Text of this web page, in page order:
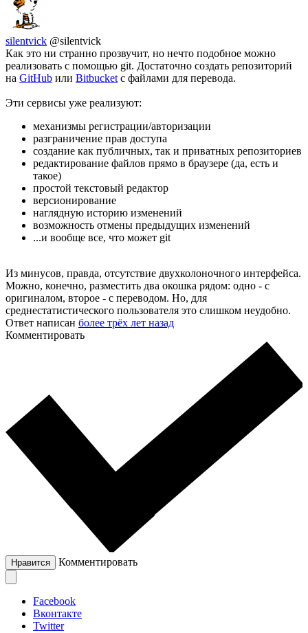
silentvick @silentvick
Как это ни странно прозвучит, но нечто подобное можно
реализовать с помощью git. Достаточно создать репозиторий
на GitHub или Bitbucket с файлами для перевода.
Эти сервисы уже реализуют:
механизмы регистрации/авторизации
разграничение прав доступа
создание как публичных, так и приватных репозиториев
редактирование файлов прямо в браузере (да, есть и
такое)
простой текстовый редактор
версионирование
наглядную историю изменений
возможность отмены предыдущих изменений
...и вообще все, что может git
Из минусов, правда, отсутствие двухколоночного интерфейса.
Можно, конечно, разместить два окошка рядом: одно - с
оригиналом, второе - с переводом. Но, для
среднестатистического пользователя это слишком неудобно.
Ответ написан более трёх лет назад
Комментировать
Нравится Комментировать
Facebook
Вконтакте
Twitter